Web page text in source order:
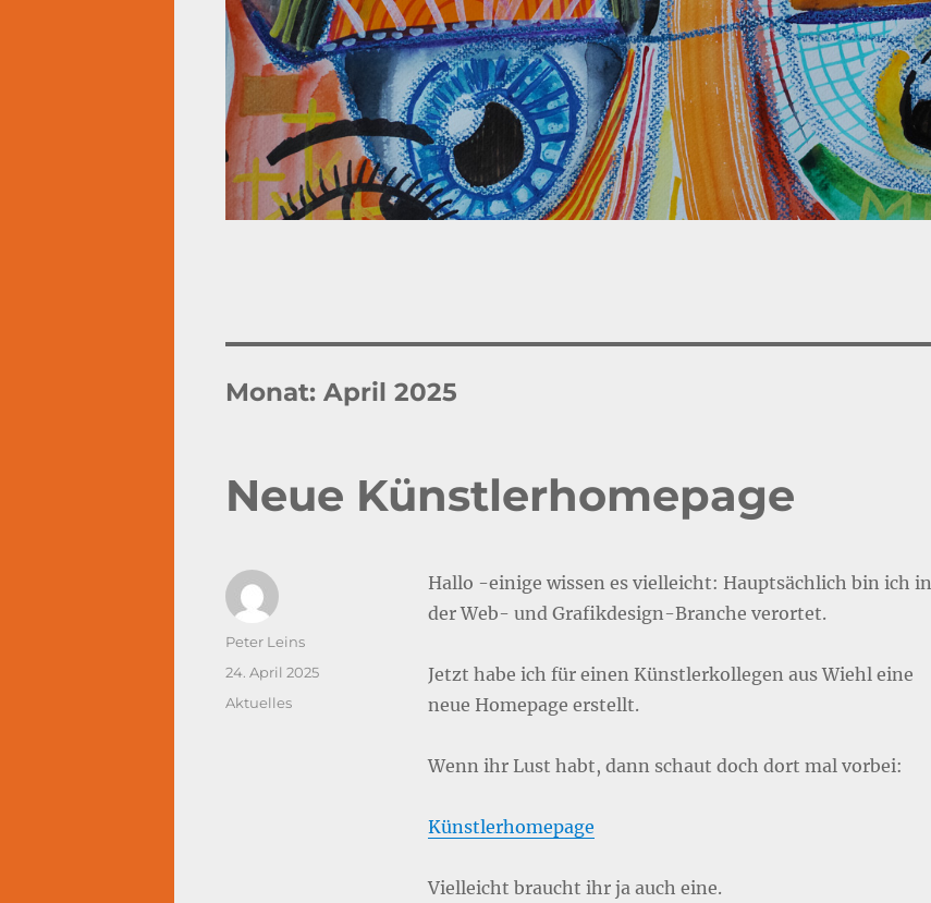
Monat: April 2025
Neue Künstlerhomepage
Hallo -einige wissen es vielleicht: Hauptsächlich bin ich in
der Web- und Grafikdesign-Branche verortet.
Jetzt habe ich für einen Künstlerkollegen aus Wiehl eine
neue Homepage erstellt.
Wenn ihr Lust habt, dann schaut doch dort mal vorbei:
Künstlerhomepage
Vielleicht braucht ihr ja auch eine.
Autor
Peter Leins
Veröffentlicht
am
24. April 2025
Kategorien
Aktuelles